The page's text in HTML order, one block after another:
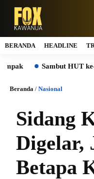
BERANDA HEADLINE
Sambut HUT ke-81
Beranda / Nasional
Sidang
Digelar,
Betapa